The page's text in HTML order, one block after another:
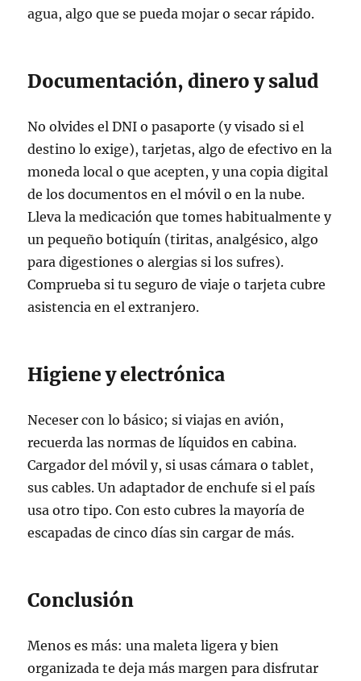
agua, algo que se pueda mojar o secar rápido.
Documentación, dinero y salud
No olvides el DNI o pasaporte (y visado si el
destino lo exige), tarjetas, algo de efectivo en la
moneda local o que acepten, y una copia digital
de los documentos en el móvil o en la nube.
Lleva la medicación que tomes habitualmente y
un pequeño botiquín (tiritas, analgésico, algo
para digestiones o alergias si los sufres).
Comprueba si tu seguro de viaje o tarjeta cubre
asistencia en el extranjero.
Higiene y electrónica
Neceser con lo básico; si viajas en avión,
recuerda las normas de líquidos en cabina.
Cargador del móvil y, si usas cámara o tablet,
sus cables. Un adaptador de enchufe si el país
usa otro tipo. Con esto cubres la mayoría de
escapadas de cinco días sin cargar de más.
Conclusión
Menos es más: una maleta ligera y bien
organizada te deja más margen para disfrutar